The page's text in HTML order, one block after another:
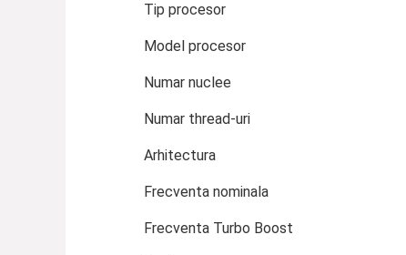
Tip procesor
Model procesor
Numar nuclee
Numar thread-uri
Arhitectura
Frecventa nominala
Frecventa Turbo Boost